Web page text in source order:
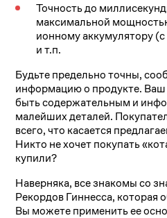
Точность до
максимальной
ионному аккумулятору
и т.п.
Будьте предельно точны,
информацию о продукте. Ваш
быть содержательным и
малейших деталей.
всего, что касается
Никто не хочет покупать
купили?
Наверняка, все знакомы со
Рекордов Гиннесса, которая
Вы можете применить ее